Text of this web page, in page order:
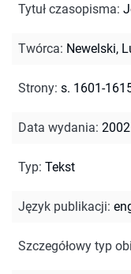
Tytuł czasopisma:
Twórca: Newelski,
Strony: s. 1601-
Data wydania: 2002
Typ: Tekst
Język publikacji:
Szczegółowy typ